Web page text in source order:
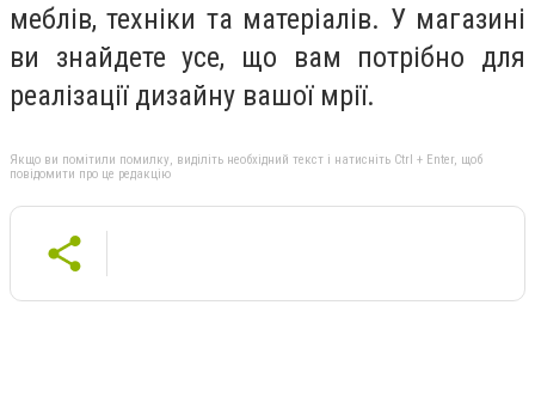
меблів, техніки та матеріалів. У магазині
ви знайдете усе, що вам потрібно для
реалізації дизайну вашої мрії.
Якщо ви помітили помилку, виділіть необхідний текст і натисніть Ctrl + Enter, щоб
повідомити про це редакцію